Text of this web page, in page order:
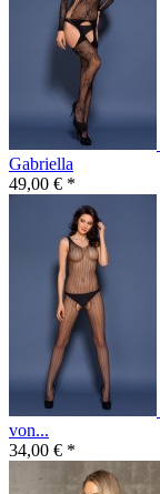
Gabriella
49,00 € *
von...
34,00 € *